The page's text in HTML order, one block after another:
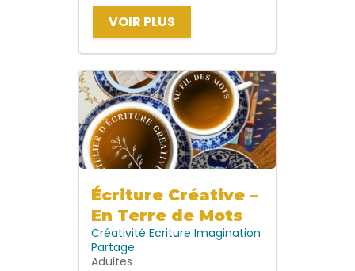
VOIR PLUS
Écriture Créative –
En Terre de Mots
Créativité Ecriture Imagination
Partage
Adultes